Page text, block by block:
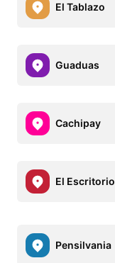
El Tablazo
Guaduas
Cachipay
El Escritorio
Pensilvania